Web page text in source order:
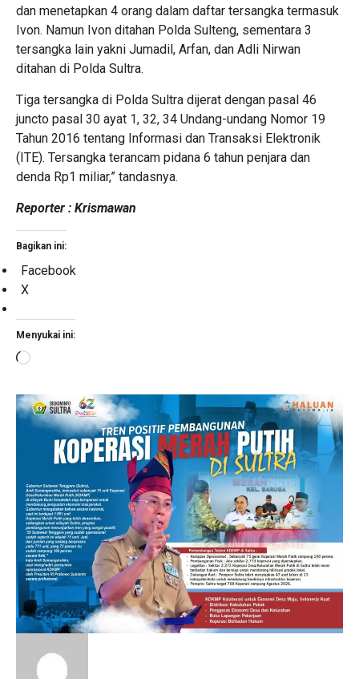
dan menetapkan 4 orang dalam daftar tersangka termasuk
Ivon. Namun Ivon ditahan Polda Sulteng, sementara 3
tersangka lain yakni Jumadil, Arfan, dan Adli Nirwan
ditahan di Polda Sultra.
Tiga tersangka di Polda Sultra dijerat dengan pasal 46
juncto pasal 30 ayat 1, 32, 34 Undang-undang Nomor 19
Tahun 2016 tentang Informasi dan Transaksi Elektronik
(ITE). Tersangka terancam pidana 6 tahun penjara dan
denda Rp1 miliar,” tandasnya.
Reporter : Krismawan
Bagikan ini:
Facebook
X
Menyukai ini:
Memuat...